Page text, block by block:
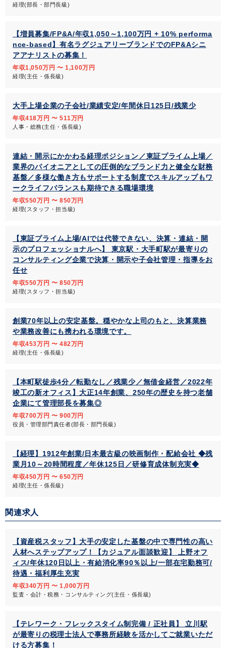
経理(部長・部門長級)
【増員募集/FP&A/年収1,050～1,100万円 + 10% performa
nce-based】有名ラグジュアリーブランドでのFP&Aシニ
アアナリストの募集！
年収1,050万円 〜 1,100万円
経理(主任・係長級)
大手上場企業の子会社/業績安定/年間休日125日/残業少
年収418万円 〜 511万円
人事・総務(主任・係長級)
連結・開示にかかわる経理ポジション／東証プライム上場／
業界のパイオニアとしての圧倒的なブランド力と健全な財務
基盤／多様な働き方もサポートする制度でスキルアップもワ
ークライフバランスも期待できる職場環境
年収550万円 〜 850万円
経理(スタッフ・担当級)
【東証プライム上場/AIでは代替できない、決算・連結・開
示のプロフェッショナルへ】 東京駅・大手町駅が最寄りの
コンサルティング企業で決算・開示や子会社管理・指導をお
任せ
年収550万円 〜 850万円
経理(スタッフ・担当級)
創業70年以上の安定基盤。穏やかな上司のもと、決算業務
や業務改善にも携われる環境です。
年収453万円 〜 482万円
経理(主任・係長級)
【本町駅徒歩4分／転勤なし／残業少／無借金経営／2022年
竣工の新オフィス】大正14年創業、250年の歴史を持つ老舗
企業にて管理部長を募集◎
年収700万円 〜 900万円
役員・管理部門責任者(部長・部門長級)
【経理】1912年創業/日本最古級の映画制作・配給会社 ◆残
業月10～20時間程度／年休125日／研修育成体制充実◆
年収450万円 〜 650万円
経理(主任・係長級)
関連求人
【資産税スタッフ】大手の安定した基盤の中で専門性の高い
人材へステップアップ！【カジュアル面談歓迎】 上野オフ
ィス/年休120日以上・有給消化率90％以上/一部在宅勤務可/
待遇・福利厚生充実
年収340万円 〜 1,000万円
監査・会計・税務・コンサルティング(主任・係長級)
【テレワーク・フレックスタイム制完備 / 正社員】 立川駅
が最寄りの税理士法人で事務所経験を活かしてご就業いただ
ける方募集！